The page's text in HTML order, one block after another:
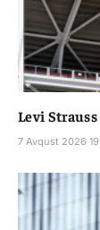
Levi
7 Avqust 2026